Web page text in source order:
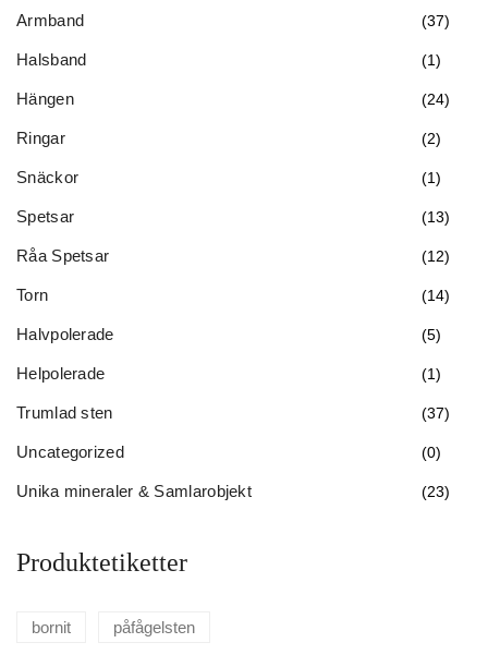
Armband (37)
Halsband (1)
Hängen (24)
Ringar (2)
Snäckor (1)
Spetsar (13)
Råa Spetsar (12)
Torn (14)
Halvpolerade (5)
Helpolerade (1)
Trumlad sten (37)
Uncategorized (0)
Unika mineraler & Samlarobjekt (23)
Produktetiketter
bornit påfågelsten